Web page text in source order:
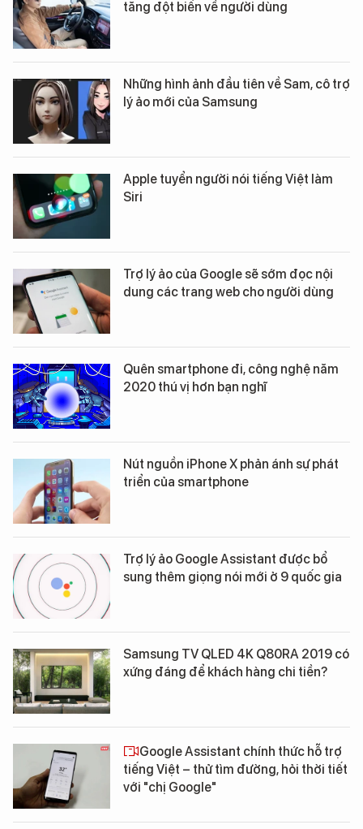
tăng đột biến về người dùng
Những hình ảnh đầu tiên về Sam, cô trợ
lý ảo mới của Samsung
Apple tuyển người nói tiếng Việt làm
Siri
Trợ lý ảo của Google sẽ sớm đọc nội
dung các trang web cho người dùng
Quên smartphone đi, công nghệ năm
2020 thú vị hơn bạn nghĩ
Nút nguồn iPhone X phản ánh sự phát
triển của smartphone
Trợ lý ảo Google Assistant được bổ
sung thêm giọng nói mới ở 9 quốc gia
Samsung TV QLED 4K Q80RA 2019 có
xứng đáng để khách hàng chi tiền?
Google Assistant chính thức hỗ trợ
tiếng Việt – thử tìm đường, hỏi thời tiết
với "chị Google"